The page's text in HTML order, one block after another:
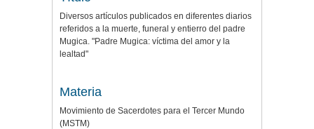
Diversos artículos publicados en diferentes diarios
referidos a la muerte, funeral y entierro del padre
Mugica. "Padre Mugica: víctima del amor y la
lealtad"
Materia
Movimiento de Sacerdotes para el Tercer Mundo
(MSTM)